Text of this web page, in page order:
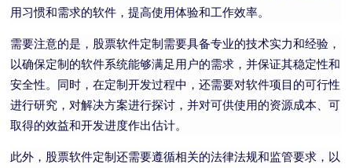
用习惯和需求的软件，提高使用体验和工作效率。
需要注意的是，股票软件定制需要具备专业的技术实力和经验，
以确保定制的软件系统能够满足用户的需求，并保证其稳定性和
安全性。同时，在定制开发过程中，还需要对软件项目的可行性
进行研究，对解决方案进行探讨，并对可供使用的资源成本、可
取得的效益和开发进度作出估计。
此外，股票软件定制还需要遵循相关的法律法规和监管要求，以